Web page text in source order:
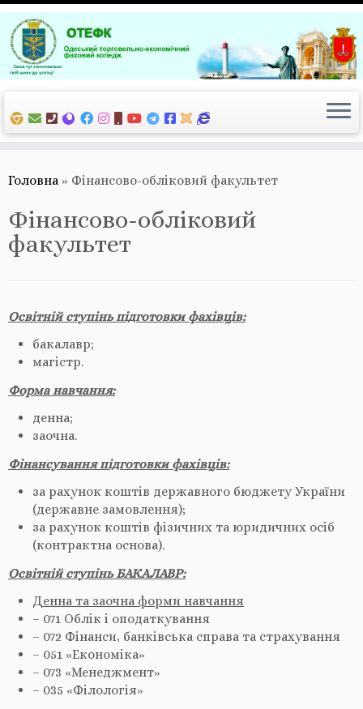
Перейти
до
вмісту
Головна » Фінансово-обліковий факультет
Фінансово-обліковий
факультет
Освітній ступінь підготовки фахівців:
бакалавр;
магістр.
Форма навчання:
денна;
заочна.
Фінансування підготовки фахівців:
за рахунок коштів державного бюджету України
(державне замовлення);
за рахунок коштів фізичних та юридичних осіб
(контрактна основа).
Освітній ступінь БАКАЛАВР:
Денна та заочна форми навчання
– 071 Облік і оподаткування
– 072 Фінанси, банківська справа та страхування
– 051 «Економіка»
– 073 «Менеджмент»
– 035 «Філологія»